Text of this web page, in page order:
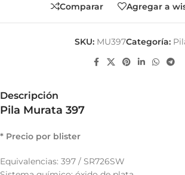
Comparar Agregar a
SKU: MU397Categoría:
Descripción
Pila Murata 397
* Precio por blister
Equivalencias: 397 / SR726SW